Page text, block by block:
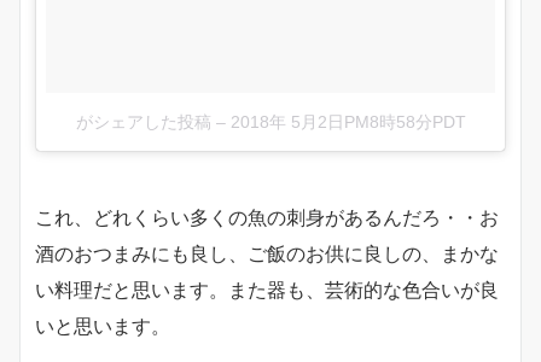
がシェアした投稿 – 2018年 5月2日PM8時58分PDT
これ、どれくらい多くの魚の刺身があるんだろ・・お
酒のおつまみにも良し、ご飯のお供に良しの、まかな
い料理だと思います。また器も、芸術的な色合いが良
いと思います。